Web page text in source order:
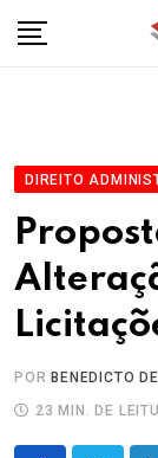
DIREITO
POR BENEDICTO
23 MIN. DE